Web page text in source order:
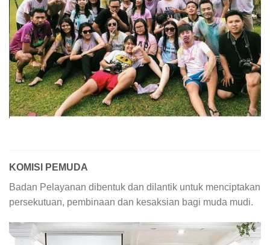
KOMISI PEMUDA
Badan Pelayanan dibentuk dan dilantik untuk menciptakan
persekutuan, pembinaan dan kesaksian bagi muda mudi.